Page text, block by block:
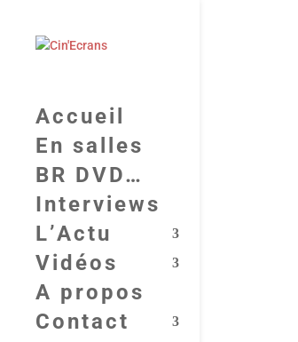
Accueil
En salles
BR DVD…
Interviews
L’Actu
Vidéos
A propos
Contact